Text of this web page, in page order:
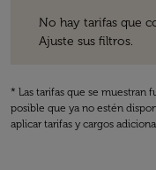
No hay tarifas que
Ajuste sus filtros.
* Las tarifas que se muestran
posible que ya no estén
aplicar tarifas y cargos